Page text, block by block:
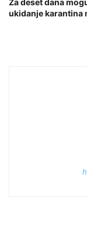
ukidanje karantina